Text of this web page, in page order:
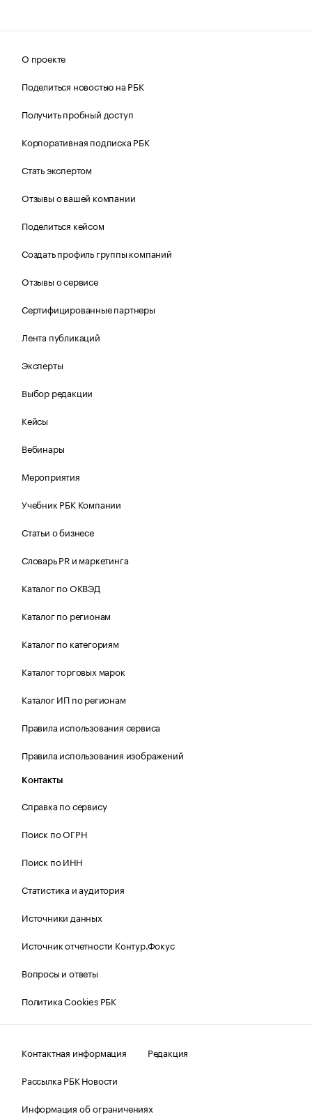
О проекте
Поделиться новостью на РБК
Получить пробный доступ
Корпоративная подписка РБК
Стать экспертом
Отзывы о вашей компании
Поделиться кейсом
Создать профиль группы компаний
Отзывы о сервисе
Сертифицированные партнеры
Лента публикаций
Эксперты
Выбор редакции
Кейсы
Вебинары
Мероприятия
Учебник РБК Компании
Статьи о бизнесе
Словарь PR и маркетинга
Каталог по ОКВЭД
Каталог по регионам
Каталог по категориям
Каталог торговых марок
Каталог ИП по регионам
Правила использования сервиса
Правила использования изображений
Контакты
Справка по сервису
Поиск по ОГРН
Поиск по ИНН
Статистика и аудитория
Источники данных
Источник отчетности Контур.Фокус
Вопросы и ответы
Политика Cookies РБК
Контактная информация
Редакция
Рассылка РБК Новости
Информация об ограничениях